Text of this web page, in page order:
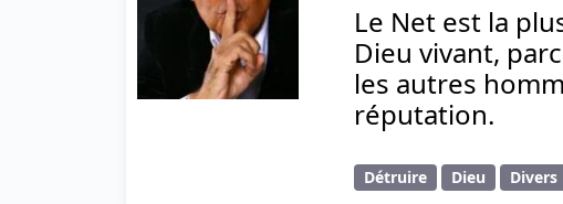
Le Net est la
Dieu vivant,
les autres
réputation.
Détruire Dieu Divers